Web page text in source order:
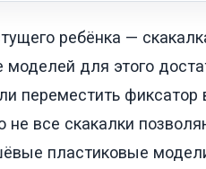
ребёнка —
для этого
переместить фиксатор
не все скакалки
пластиковые